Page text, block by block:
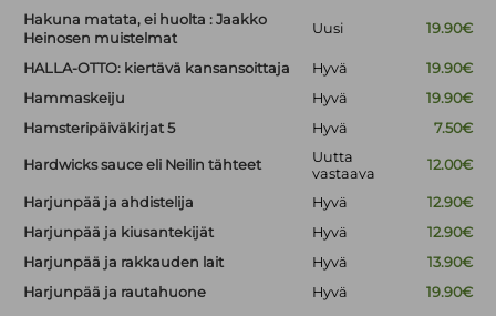
Hakuna matata, ei huolta : Jaakko
Heinosen muistelmat
Uusi 19.90€
HALLA-OTTO: kiertävä kansansoittaja Hyvä
19.90€
Hammaskeiju
Hyvä
19.90€
Hamsteripäiväkirjat 5
Hyvä 7.50€
Hardwicks sauce eli Neilin tähteet
Uutta
vastaava
12.00€
Harjunpää ja ahdistelija Hyvä
12.90€
Harjunpää ja kiusantekijät
Hyvä
12.90€
Harjunpää ja rakkauden lait
Hyvä
13.90€
Harjunpää ja rautahuone
Hyvä
19.90€